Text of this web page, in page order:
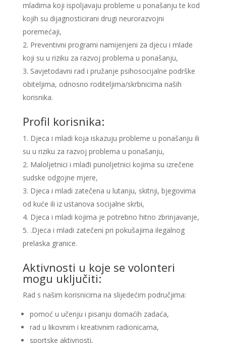
mladima koji ispoljavaju probleme u ponašanju te kod
kojih su dijagnosticirani drugi neurorazvojni
poremećaji,
Preventivni programi namijenjeni za djecu i mlade
koji su u riziku za razvoj problema u ponašanju,
Savjetodavni rad i pružanje psihosocijalne podrške
obiteljima, odnosno roditeljima/skrbnicima naših
korisnika.
Profil korisnika:
Djeca i mladi koja iskazuju probleme u ponašanju ili
su u riziku za razvoj problema u ponašanju,
Maloljetnici i mlađi punoljetnici kojima su izrečene
sudske odgojne mjere,
Djeca i mladi zatečena u lutanju, skitnji, bjegovima
od kuće ili iz ustanova socijalne skrbi,
Djeca i mladi kojima je potrebno hitno zbrinjavanje,
.Djeca i mladi zatečeni pri pokušajima ilegalnog
prelaska granice.
Aktivnosti u koje se volonteri
mogu uključiti:
Rad s našim korisnicima na slijedećim područjima:
pomoć u učenju i pisanju domaćih zadaća,
rad u likovnim i kreativnim radionicama,
sportske aktivnosti,